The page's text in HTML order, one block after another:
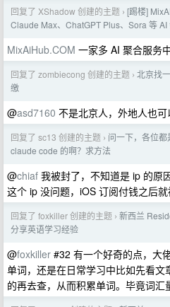
回复了 XShadow 创建的主题 › [踢楼]
Claude Max、ChatGPT Plus、Sora 等 AI
MixAiHub.COM 一家多 AI 聚合服务
回复了 zombiecong 创建的主题 › 北京找
缴
@asd7160 不是北京人，外地人也可
回复了 sc13 创建的主题 › 问一下，各位
claude code 的啊？求方法
@chiaf 我被封了，不知道是 ip 的原
这个 ip 没问题，iOS 订阅付钱之后
回复了 foxkiller 创建的主题 › 新西兰
分享英语学习经验
@foxkiller #32 有一个好奇的点，大
单词，还是在日常学习中比如先看
的再去查，从而积累单词。毕竟词汇